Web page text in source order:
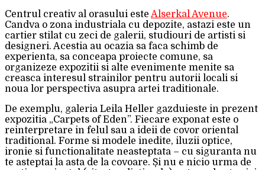
Centrul creativ al orasului este Alserkal Avenue.
Candva o zona industriala cu depozite, astazi este un
cartier stilat cu zeci de galerii, studiouri de artisti si
designeri. Acestia au ocazia sa faca schimb de
experienta, sa conceapa proiecte comune, sa
organizeze expozitii si alte evenimente menite sa
creasca interesul strainilor pentru autorii locali si
noua lor perspectiva asupra artei traditionale.
De exemplu, galeria Leila Heller gazduieste in prezent
expozitia „Carpets of Eden”. Fiecare exponat este o
reinterpretare in felul sau a ideii de covor oriental
traditional. Forme si modele inedite, iluzii optice,
ironie si functionalitate neasteptata – cu siguranta nu
te asteptai la asta de la covoare. Și nu e nicio urma de